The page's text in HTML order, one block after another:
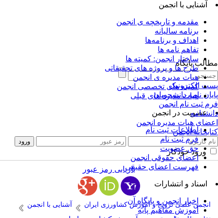
آشنایی با انجمن
مقدمه و تاریخچه ی انجمن
برنامه سالیانه
اهداف و برنامه‌ها
تفاهم نامه ها
ساختار انجمن: کمیته ها
طرح ها و پروژه های تحقیقاتی
هیات مدیره ی انجمن
کمیته های تخصصی انجمن
هیات مدیره های قبلی
عضویت در انجمن
اطلاعات ثبت نام
فرم ثبت نام
حق عضویت
اعضای حقوقی انجمن
فهرست اعضای حقیقی
اسناد و انتشارات
اخبار انجمن و پایگاه آن
آموزش مفاهیم پایه
پایگاه
الکترونیک
نامه دانشجویان
ثبت نام انجمن
هیات مدیره انجمن
انجمن
ورود خودکار
بازیابی رمز عبور
انجمن علمی ترویج و آموزش کشاورزی ایران
آشنایی با انجمن